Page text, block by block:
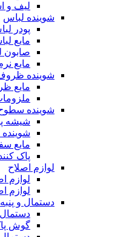
لیف و
شوینده لباس
پودر
مایع
صابون
مایع
شوینده
مایع
شوینده
شیشه
مایع
پاک
لوازم اصلاح
لوازم
لوازم
دستمال و پنبه
گوش